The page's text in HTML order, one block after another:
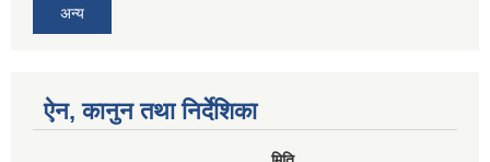
अन्य
ऐन, कानुन तथा निर्देशिका